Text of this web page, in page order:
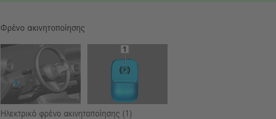
Φρένο ακινητοποίησης
Ηλεκτρικό φρένο ακινητοποίησης (1)